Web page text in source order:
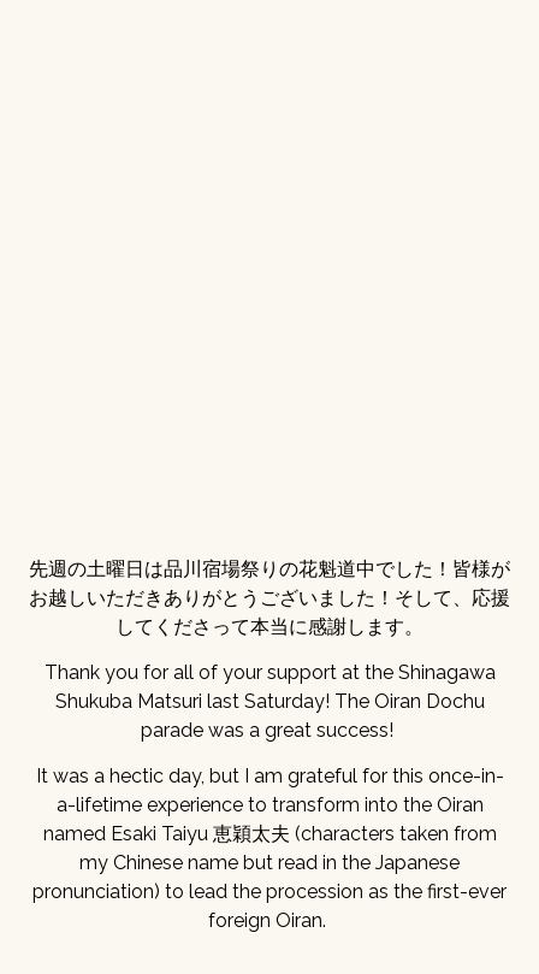
先週の土曜日は品川宿場祭りの花魁道中でした！皆様が
お越しいただきありがとうございました！そして、応援
してくださって本当に感謝します。
Thank you for all of your support at the Shinagawa
Shukuba Matsuri last Saturday! The Oiran Dochu
parade was a great success!
It was a hectic day, but I am grateful for this once-in-
a-lifetime experience to transform into the Oiran
named Esaki Taiyu 恵穎太夫 (characters taken from
my Chinese name but read in the Japanese
pronunciation) to lead the procession as the first-ever
foreign Oiran.